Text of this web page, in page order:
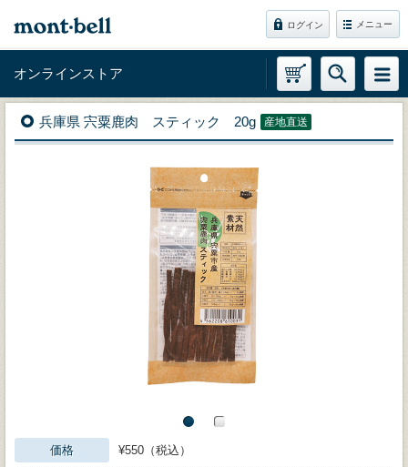
ログイン メニュー
オンラインストア
兵庫県 宍粟鹿肉 スティック 20g 産地直送
価格 ¥550（税込）